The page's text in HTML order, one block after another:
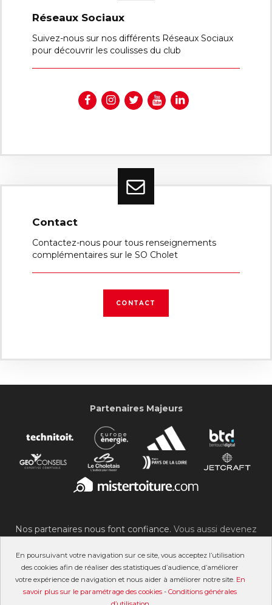
En poursuivant votre navigation sur ce site, vous acceptez l’utilisation
des cookies afin de réaliser des statistiques d’audience, d’améliorer
votre expérience de navigation et nous aider à améliorer notre site. En
savoir plus sur le paramétrage des cookies - Conditions générales
Réseaux Sociaux
Suivez-nous sur nos différents Réseaux Sociaux
pour découvrir les coulisses du club
Contact
Contactez-nous pour tous renseignements
complémentaires sur le SO Cholet
CONTACT
Partenaires Majeurs
Nos partenaires nous font confiance. Vous aussi devenez
©2007-2026 Stade Olympique Choletais